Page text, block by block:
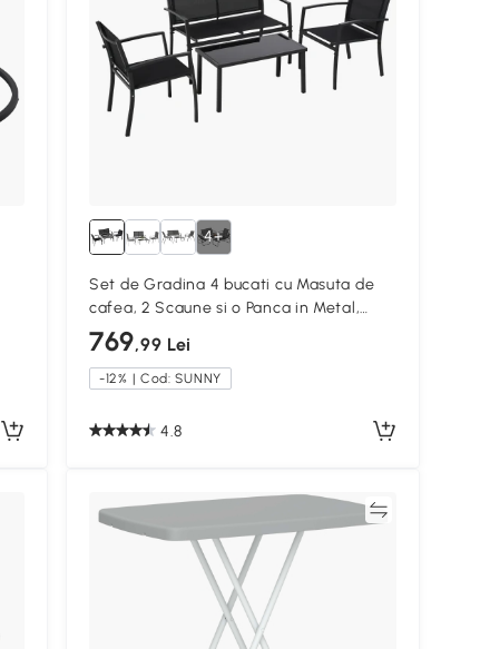
4+
Set de Gradina 4 bucati cu Masuta de
cafea, 2 Scaune si o Panca in Metal,
Negru
769,99 Lei
-12% | Cod: SUNNY
4.8
Compară